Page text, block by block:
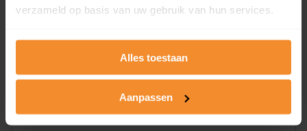
verzameld op basis van uw gebruik van hun services.
Alles toestaan
Aanpassen
Kadastrale kaart pakket
Alleen globale ligging perceel
Een uitgebreid overzicht van het perceel en
omliggende percelen met de kadastrale erfgrenzen,
dit inclusief de luchtfoto!